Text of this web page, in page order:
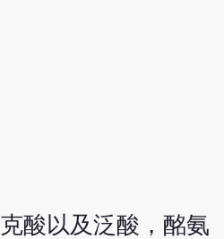
酸以及泛酸，酩氨